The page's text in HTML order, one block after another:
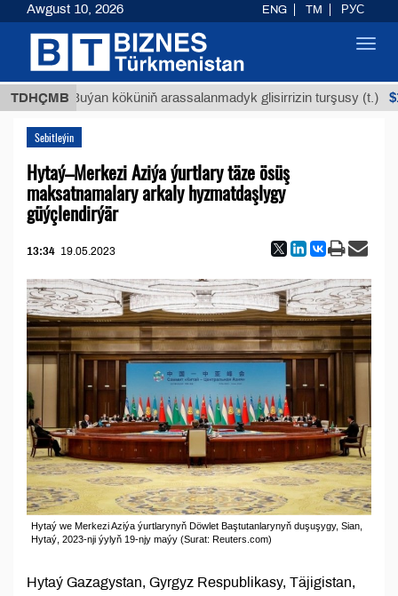
TDHÇMB
Buýan köküniň arassalanmadyk glisirrizin turşusy (t.)
Sebitleýin
Hytaý–Merkezi Aziýa ýurtlary täze ösüş
maksatnamalary arkaly hyzmatdaşlygy
güýçlendirýär
13:34 19.05.2023
Hytaý we Merkezi Aziýa ýurtlarynyň Döwlet Baştutanlarynyň duşuşygy, Sian,
Hytaý, 2023-nji ýylyň 19-njy maýy (Surat: Reuters.com)
Hytaý Gazagystan, Gyrgyz Respublikasy, Täjigistan,
Awgust 10, 2026 ENG TM РУС